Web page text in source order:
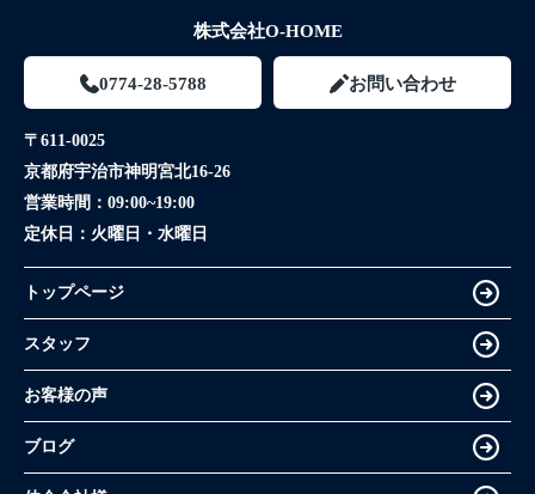
株式会社O-HOME
0774-28-5788 お問い合わせ
〒611-0025
京都府宇治市神明宮北16-26
営業時間： 09:00~19:00
定休日： 火曜日・水曜日
トップページ
スタッフ
お客様の声
ブログ